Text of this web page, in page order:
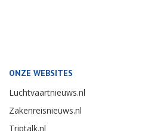
ONZE WEBSITES
Luchtvaartnieuws.nl
Zakenreisnieuws.nl
Triptalk.nl